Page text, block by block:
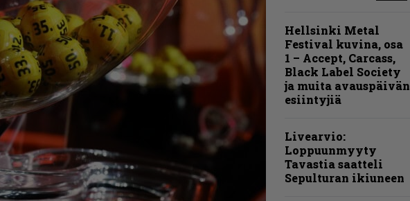
Hellsinki Metal
Festival kuvina, osa
1 – Accept, Carcass,
Black Label Society
ja muita avauspäivän
esiintyjiä
Livearvio:
Loppuunmyyty
Tavastia saatteli
Sepulturan ikiuneen